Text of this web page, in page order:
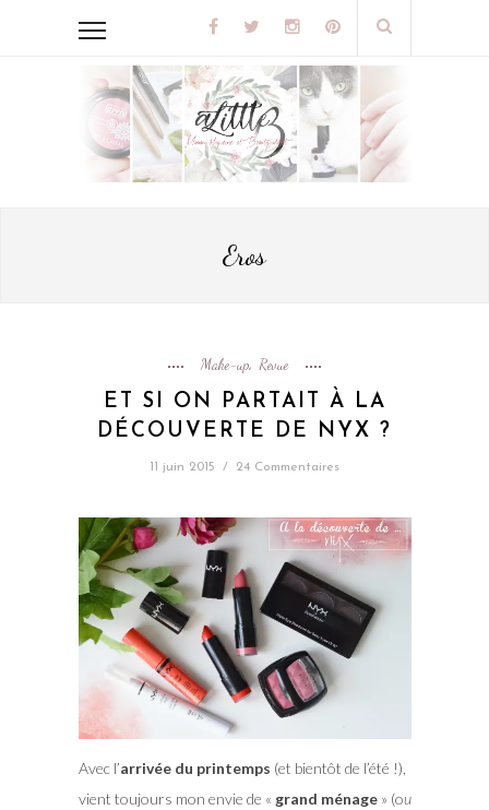
Eros
Make-up, Revue
ET SI ON PARTAIT À LA
DÉCOUVERTE DE NYX ?
11 juin 2015 / 24 Commentaires
Avec l’arrivée du printemps (et bientôt de l’été !),
vient toujours mon envie de « grand ménage» (ou